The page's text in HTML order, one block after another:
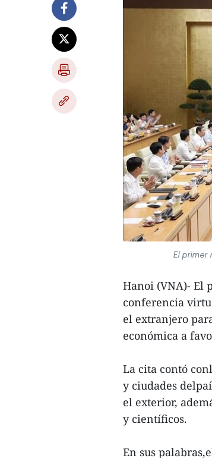
El primer
Hanoi (VNA)- El
conferencia
el extranjero
económica a
La cita contó
y ciudades
el exterior,
y científicos.
En sus